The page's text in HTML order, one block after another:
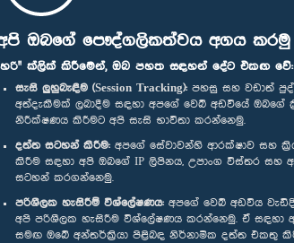
ඔබගේ පෞද්ගලිකත්වය අගය කරමු
ක්ලික් කිරීමෙන්, ඔබ පහත සඳහන් දේට එකඟ වේ:
සැසි ලුහුබැඳීම (Session Tracking): පහසු සහ වඩාත්
අත්දැකීමක් ලබාදීම සඳහා අපගේ වෙබ් අඩවියේ ඔබගේ
නිරීක්ෂණය කිරීමට අපි සැසි භාවිතා කරන්නෙමු.
දත්ත සටහන් කිරීම: අපගේ සේවාවන්හි ආරක්ෂාව සහ
කිරීම සඳහා අපි ඔබගේ IP ලිපිනය, උපාංග විස්තර සහ
සටහන් කරගන්නෙමු.
පරිශීලක හැසිරීම් විශ්ලේෂණය: අපගේ වෙබ් අඩවිය
අපි පරිශීලක හැසිරීම විශ්ලේෂණය කරන්නෙමු. ඒ සඳහා
සමඟ ඔබේ අන්තර්ක්‍රියා පිළිබඳ නිර්නාමික දත්ත එකතු